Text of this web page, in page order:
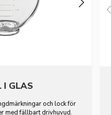
I GLAS
och lock för
med fällbart drivhuvud.